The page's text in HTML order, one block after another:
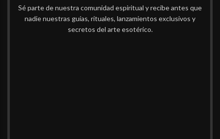
Sé parte de nuestra comunidad espiritual y recibe antes que
nadie nuestras guías, rituales, lanzamientos exclusivos y
secretos del arte esotérico.